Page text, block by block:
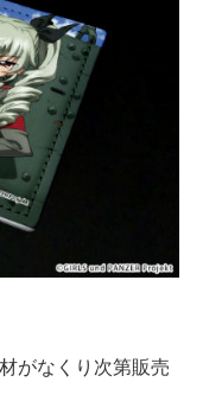
がなくり次第販売